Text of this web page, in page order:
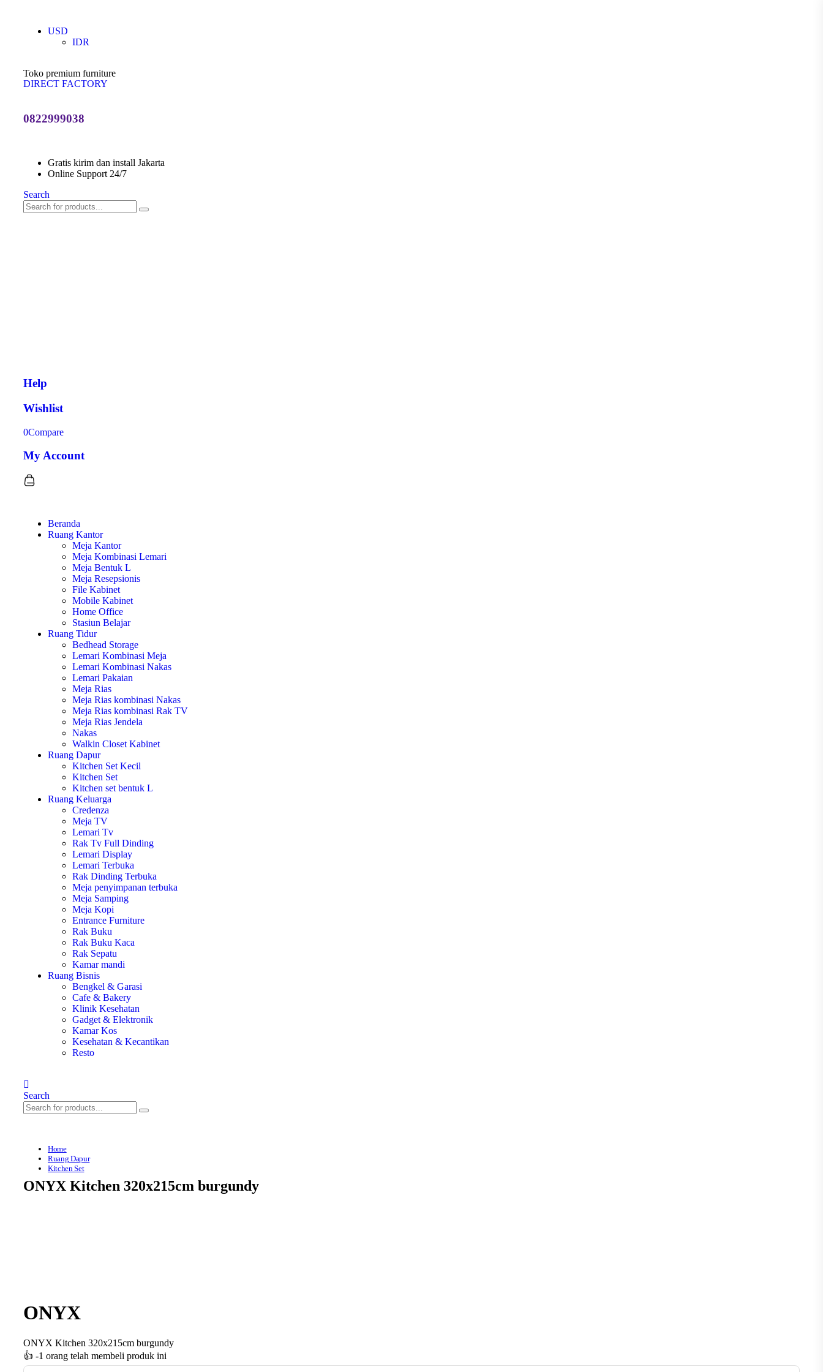
USD
IDR
Toko premium furniture
DIRECT FACTORY
0822999038
Gratis kirim dan install Jakarta
Online Support 24/7
Search
Help
Wishlist
0Compare
My Account
Beranda
Ruang Kantor
Meja Kantor
Meja Kombinasi Lemari
Meja Bentuk L
Meja Resepsionis
File Kabinet
Mobile Kabinet
Home Office
Stasiun Belajar
Ruang Tidur
Bedhead Storage
Lemari Kombinasi Meja
Lemari Kombinasi Nakas
Lemari Pakaian
Meja Rias
Meja Rias kombinasi Nakas
Meja Rias kombinasi Rak TV
Meja Rias Jendela
Nakas
Walkin Closet Kabinet
Ruang Dapur
Kitchen Set Kecil
Kitchen Set
Kitchen set bentuk L
Ruang Keluarga
Credenza
Meja TV
Lemari Tv
Rak Tv Full Dinding
Lemari Display
Lemari Terbuka
Rak Dinding Terbuka
Meja penyimpanan terbuka
Meja Samping
Meja Kopi
Entrance Furniture
Rak Buku
Rak Buku Kaca
Rak Sepatu
Kamar mandi
Ruang Bisnis
Bengkel & Garasi
Cafe & Bakery
Klinik Kesehatan
Gadget & Elektronik
Kamar Kos
Kesehatan & Kecantikan
Resto
Search
Home
Ruang Dapur
Kitchen Set
ONYX Kitchen 320x215cm burgundy
ONYX
ONYX Kitchen 320x215cm burgundy
👍 -1 orang telah membeli produk ini